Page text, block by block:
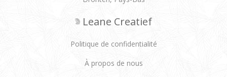
Leane Creatief
Politique de confidentialité
À propos de nous